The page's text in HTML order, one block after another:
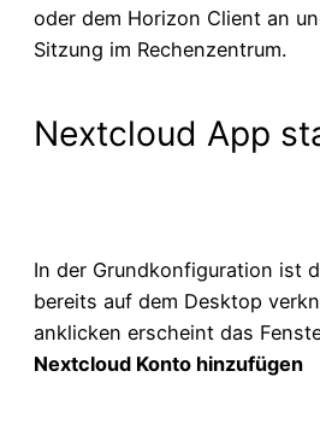
oder dem Horizon Client an
Sitzung im Rechenzentrum.
Nextcloud App
In der Grundkonfiguration ist
bereits auf dem Desktop
anklicken erscheint das
Nextcloud Konto hinzufügen